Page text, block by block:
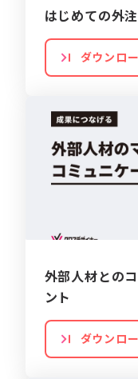
はじめての外
ダウンロ
外部人材との
ント
ダウンロ